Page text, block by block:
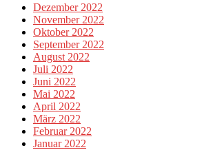
Dezember 2022
November 2022
Oktober 2022
September 2022
August 2022
Juli 2022
Juni 2022
Mai 2022
April 2022
März 2022
Februar 2022
Januar 2022